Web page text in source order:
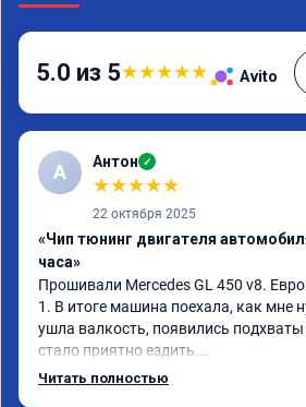
5.0 из 5★★★★★ Avito
А Антон ✓
★★★★★
22 октября 2025
«Чип тюнинг двигателя
часа»
Прошивали Mercedes GL 450 v8.
1. В итоге машина поехала, как мне
ушла валкость, появились подхваты
стало приятно ездить.
Одни из лучших трат, в авто! 🔥
Читать полностью